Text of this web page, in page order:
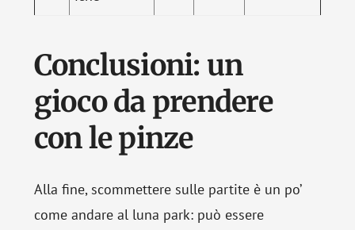
Conclusioni: un
gioco da prendere
con le pinze
Alla fine, scommettere sulle partite è un po’
come andare al luna park: può essere